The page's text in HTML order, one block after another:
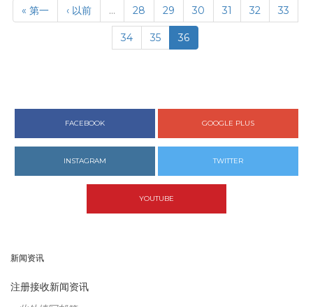
« 第一 ‹ 以前 … 28 29 30 31 32 33
34 35 36
FACEBOOK GOOGLE PLUS
INSTAGRAM TWITTER
YOUTUBE
新闻资讯
注册接收新闻资讯